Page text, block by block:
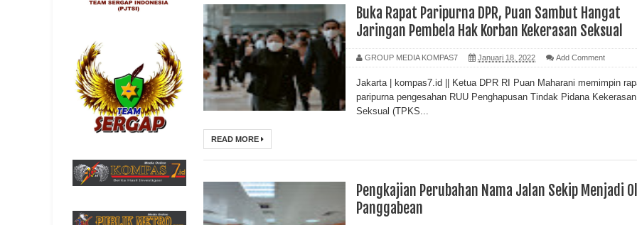
Buka Rapat Paripurna DPR, Puan Sambut Hangat
Jaringan Pembela Hak Korban Kekerasan Seksual
GROUP MEDIA KOMPAS7 Januari 18, 2022 Add Comment
Jakarta | kompas7.id || Ketua DPR RI Puan Maharani memimpin
paripurna pengesahan RUU Penghapusan Tindak Pidana Kekerasan
Seksual (TPKS...
READ MORE
Pengkajian Perubahan Nama Jalan Sekip Menjadi
Panggabean